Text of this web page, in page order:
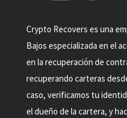
Crypto Recovers es una
Bajos especializada en el
en la recuperación de
recuperando carteras
caso, verificamos tu
el dueño de la cartera, y